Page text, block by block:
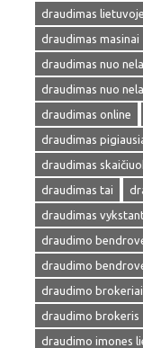
draudimas lietuvoje
draudimas masinai
draudimas nuo
draudimas nuo
draudimas online
draudimas
draudimas
draudimas tai
draudimas
draudimo
draudimo
draudimo brokeriai
draudimo brokeris
draudimo imones